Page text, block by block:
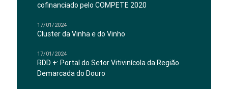
cofinanciado pelo COMPETE 2020
17/01/2024
Cluster da Vinha e do Vinho
17/01/2024
RDD +: Portal do Setor Vitivinícola da Região
Demarcada do Douro